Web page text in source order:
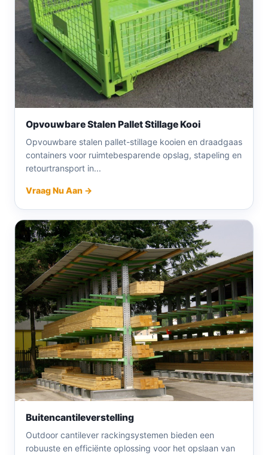
Opvouwbare Stalen Pallet Stillage Kooi
Opvouwbare stalen pallet-stillage kooien en draadgaas
containers voor ruimtebesparende opslag, stapeling en
retourtransport in...
Vraag Nu Aan →
Buitencantileverstelling
Outdoor cantilever rackingsystemen bieden een
robuuste en efficiënte oplossing voor het opslaan van